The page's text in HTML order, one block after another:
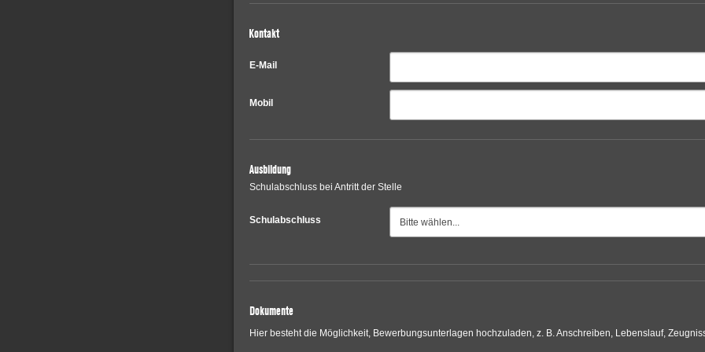
Kontakt
E-Mail
Mobil
Ausbildung
Schulabschluss bei Antritt der Stelle
Schulabschluss
Dokumente
Hier besteht die Möglichkeit, Bewerbungsunterlagen hochzuladen, z. B. Anschreiben, Lebenslauf,